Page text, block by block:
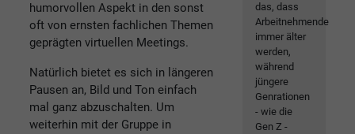
humorvollen Aspekt in den sonst
oft von ernsten fachlichen Themen
geprägten virtuellen Meetings.
Natürlich bietet es sich in längeren
Pausen an, Bild und Ton einfach
mal ganz abzuschalten. Um
weiterhin mit der Gruppe in
das, dass
Arbeitnehmende
immer älter
werden,
während
jüngere
Genrationen
- wie die
Gen Z -